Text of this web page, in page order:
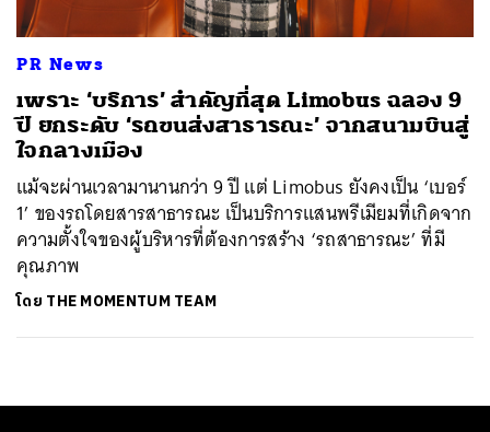
PR News
เพราะ ‘บริการ’ สำคัญที่สุด Limobus ฉลอง 9
ปี ยกระดับ ‘รถขนส่งสาธารณะ’ จากสนามบินสู่
ใจกลางเมือง
แม้จะผ่านเวลามานานกว่า 9 ปี แต่ Limobus ยังคงเป็น ‘เบอร์
1’ ของรถโดยสารสาธารณะ เป็นบริการแสนพรีเมียมที่เกิดจาก
ความตั้งใจของผู้บริหารที่ต้องการสร้าง ‘รถสาธารณะ’ ที่มี
คุณภาพ
โดย THE MOMENTUM TEAM
SHARE TWEET LINE EMAIL